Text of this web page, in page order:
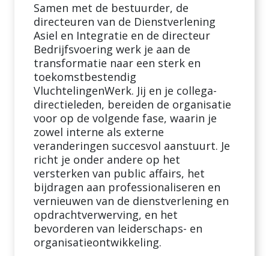
Samen met de bestuurder, de
directeuren van de Dienstverlening
Asiel en Integratie en de directeur
Bedrijfsvoering werk je aan de
transformatie naar een sterk en
toekomstbestendig
VluchtelingenWerk. Jij en je collega-
directieleden, bereiden de organisatie
voor op de volgende fase, waarin je
zowel interne als externe
veranderingen succesvol aanstuurt. Je
richt je onder andere op het
versterken van public affairs, het
bijdragen aan professionaliseren en
vernieuwen van de dienstverlening en
opdrachtverwerving, en het
bevorderen van leiderschaps- en
organisatieontwikkeling.